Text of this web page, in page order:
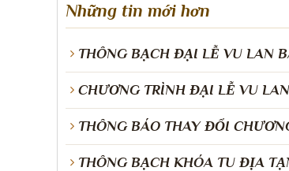
Những tin mới hơn
THÔNG BẠCH ĐẠI LỄ VU LAN
CHƯƠNG TRÌNH ĐẠI LỄ VU
THÔNG BÁO THAY ĐỔI
THÔNG BẠCH KHÓA TU ĐỊA